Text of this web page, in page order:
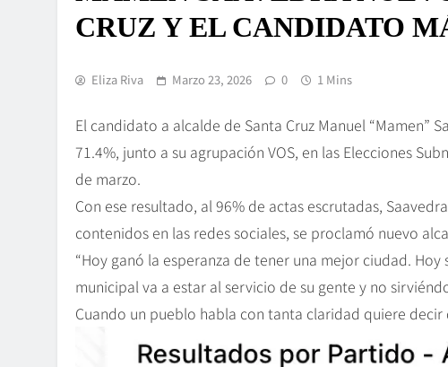
CRUZ Y EL CANDIDATO
Eliza Riva Marzo 23, 2026 0 1 Mins
El candidato a alcalde de Santa Cruz Manuel “Mamen”
71.4%, junto a su agrupación VOS, en las Elecciones
de marzo.
Con ese resultado, al 96% de actas escrutadas,
contenidos en las redes sociales, se proclamó nuevo
“Hoy ganó la esperanza de tener una mejor ciudad.
municipal va a estar al servicio de su gente y no
Cuando un pueblo habla con tanta claridad quiere